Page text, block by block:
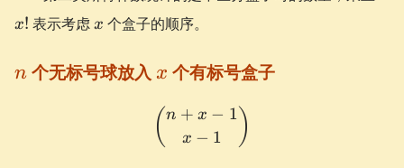
x! 表示考虑 x
x 个盒子的顺序。
n
n 个无标号球放入 x
x 个有标号盒子
\binom{n+x-1}{x-1}
( x − 1
n + x − 1 )